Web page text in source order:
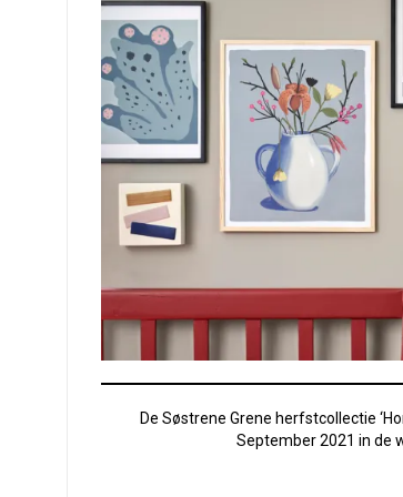
De Søstrene Grene herfstcollectie
September 2021 in de